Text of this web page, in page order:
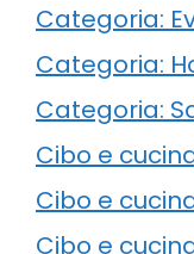
Categoria:
Categoria:
Categoria:
Cibo e
Cibo e
Cibo e